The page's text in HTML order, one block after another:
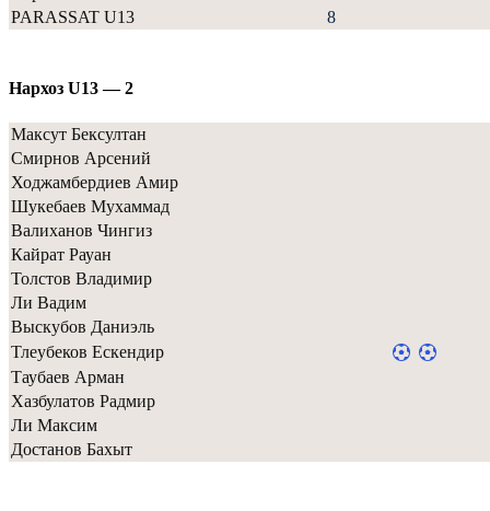
PARASSAT U13
8
Нархоз U13 — 2
Максут Бексултан
Смирнов Арсений
Ходжамбердиев Амир
Шукебаев Мухаммад
Валиханов Чингиз
Кайрат Рауан
Толстов Владимир
Ли Вадим
Выскубов Даниэль
Тлеубеков Ескендир
Таубаев Арман
Хазбулатов Радмир
Ли Максим
Достанов Бахыт